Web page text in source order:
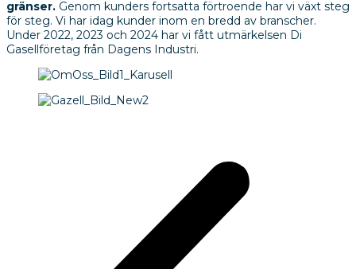
gränser. Genom kunders fortsatta förtroende har vi växt steg
för steg. Vi har idag kunder inom en bredd av branscher.
Under 2022, 2023 och 2024 har vi fått utmärkelsen Di
Gasellföretag från Dagens Industri.